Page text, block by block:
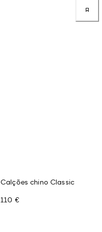
Calções chino Classic
110 €